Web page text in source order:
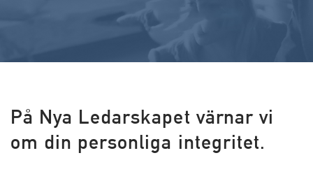
På Nya Ledarskapet värnar vi
om din personliga integritet.